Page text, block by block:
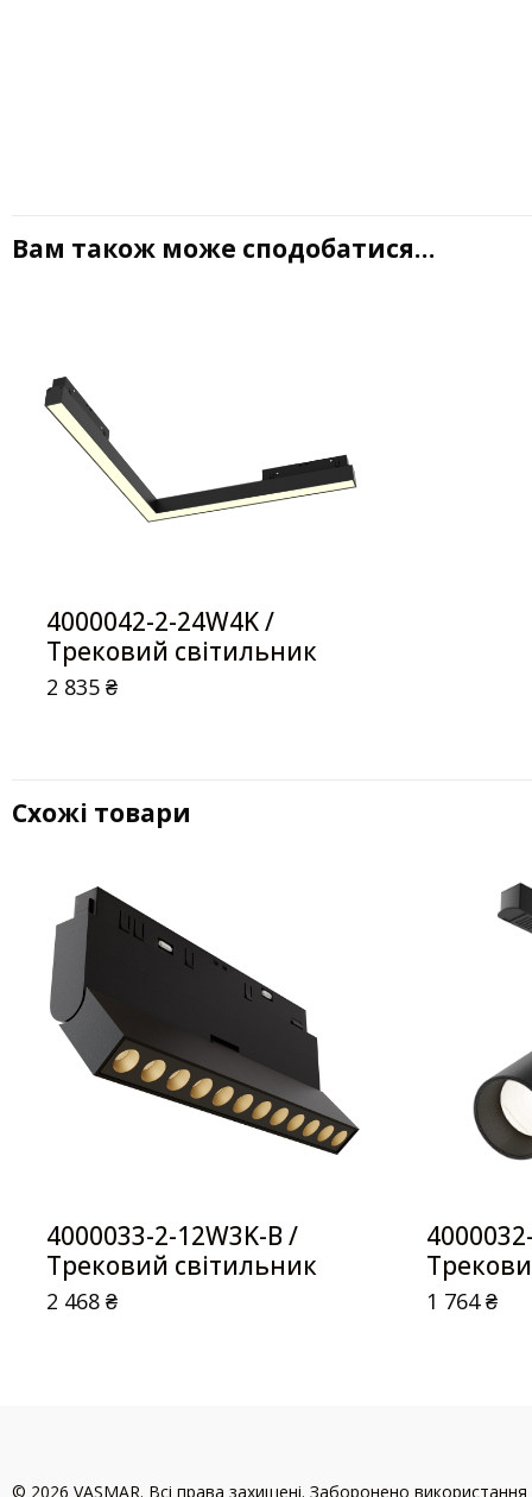
Вам також може сподобатися…
4000042-2-24W4K /
Трековий світильник
2 835₴
Схожі товари
4000033-2-12W3K-B /
Трековий світильник
2 468₴ 1 764₴
© 2026 VASMAR. Всі права захищені. Заборонено використання